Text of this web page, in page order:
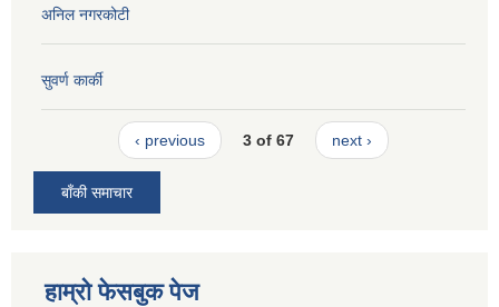
अनिल नगरकोटी
सुवर्ण कार्की
‹ previous 3 of 67 next ›
बाँकी समाचार
हाम्रो फेसबुक पेज